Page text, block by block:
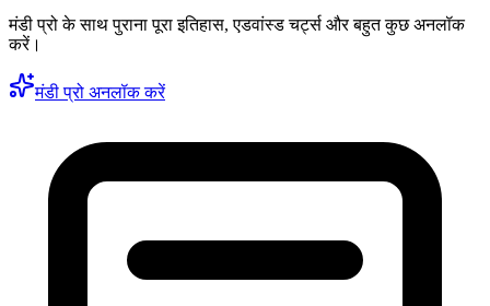
मंडी प्रो के साथ पुराना पूरा इतिहास, एडवांस्ड चर्ट्स और बहुत कुछ अनलॉक
करें।
मंडी प्रो अनलॉक करें